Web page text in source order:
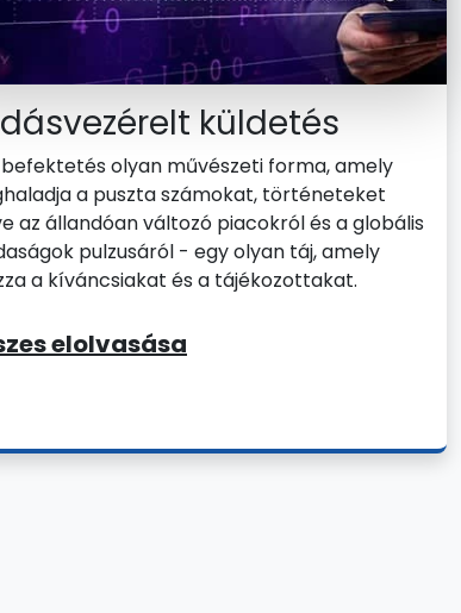
küldetés
olyan művészeti forma, amely
a puszta számokat, történeteket
az állandóan változó piacokról és a globális
pulzusáról - egy olyan táj, amely
a kíváncsiakat és a tájékozottakat.
elolvasása